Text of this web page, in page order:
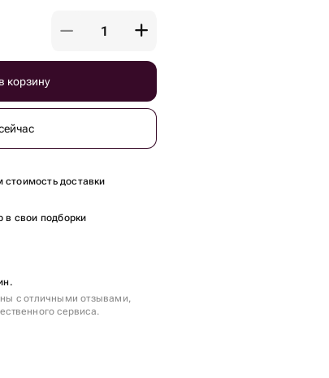
корзину
стоимость доставки
в свои подборки
с отличными отзывами,
сервиса.